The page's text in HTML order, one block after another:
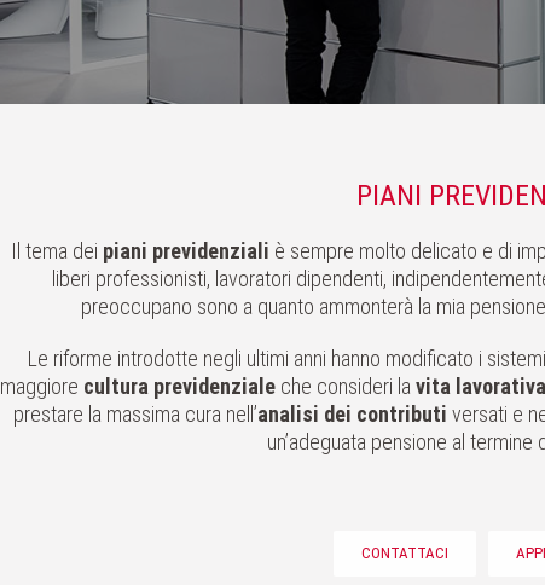
PIANI
Il tema dei piani previdenziali è sempre molto delicato e di
liberi professionisti, lavoratori dipendenti,
preoccupano sono a quanto ammonterà la mia
Le riforme introdotte negli ultimi anni hanno modificato i
maggiore cultura previdenzialeche consideri la vita
prestare la massima cura nell’analisi dei contributi versati e
un’adeguata pensione al termine
CONTATTACI